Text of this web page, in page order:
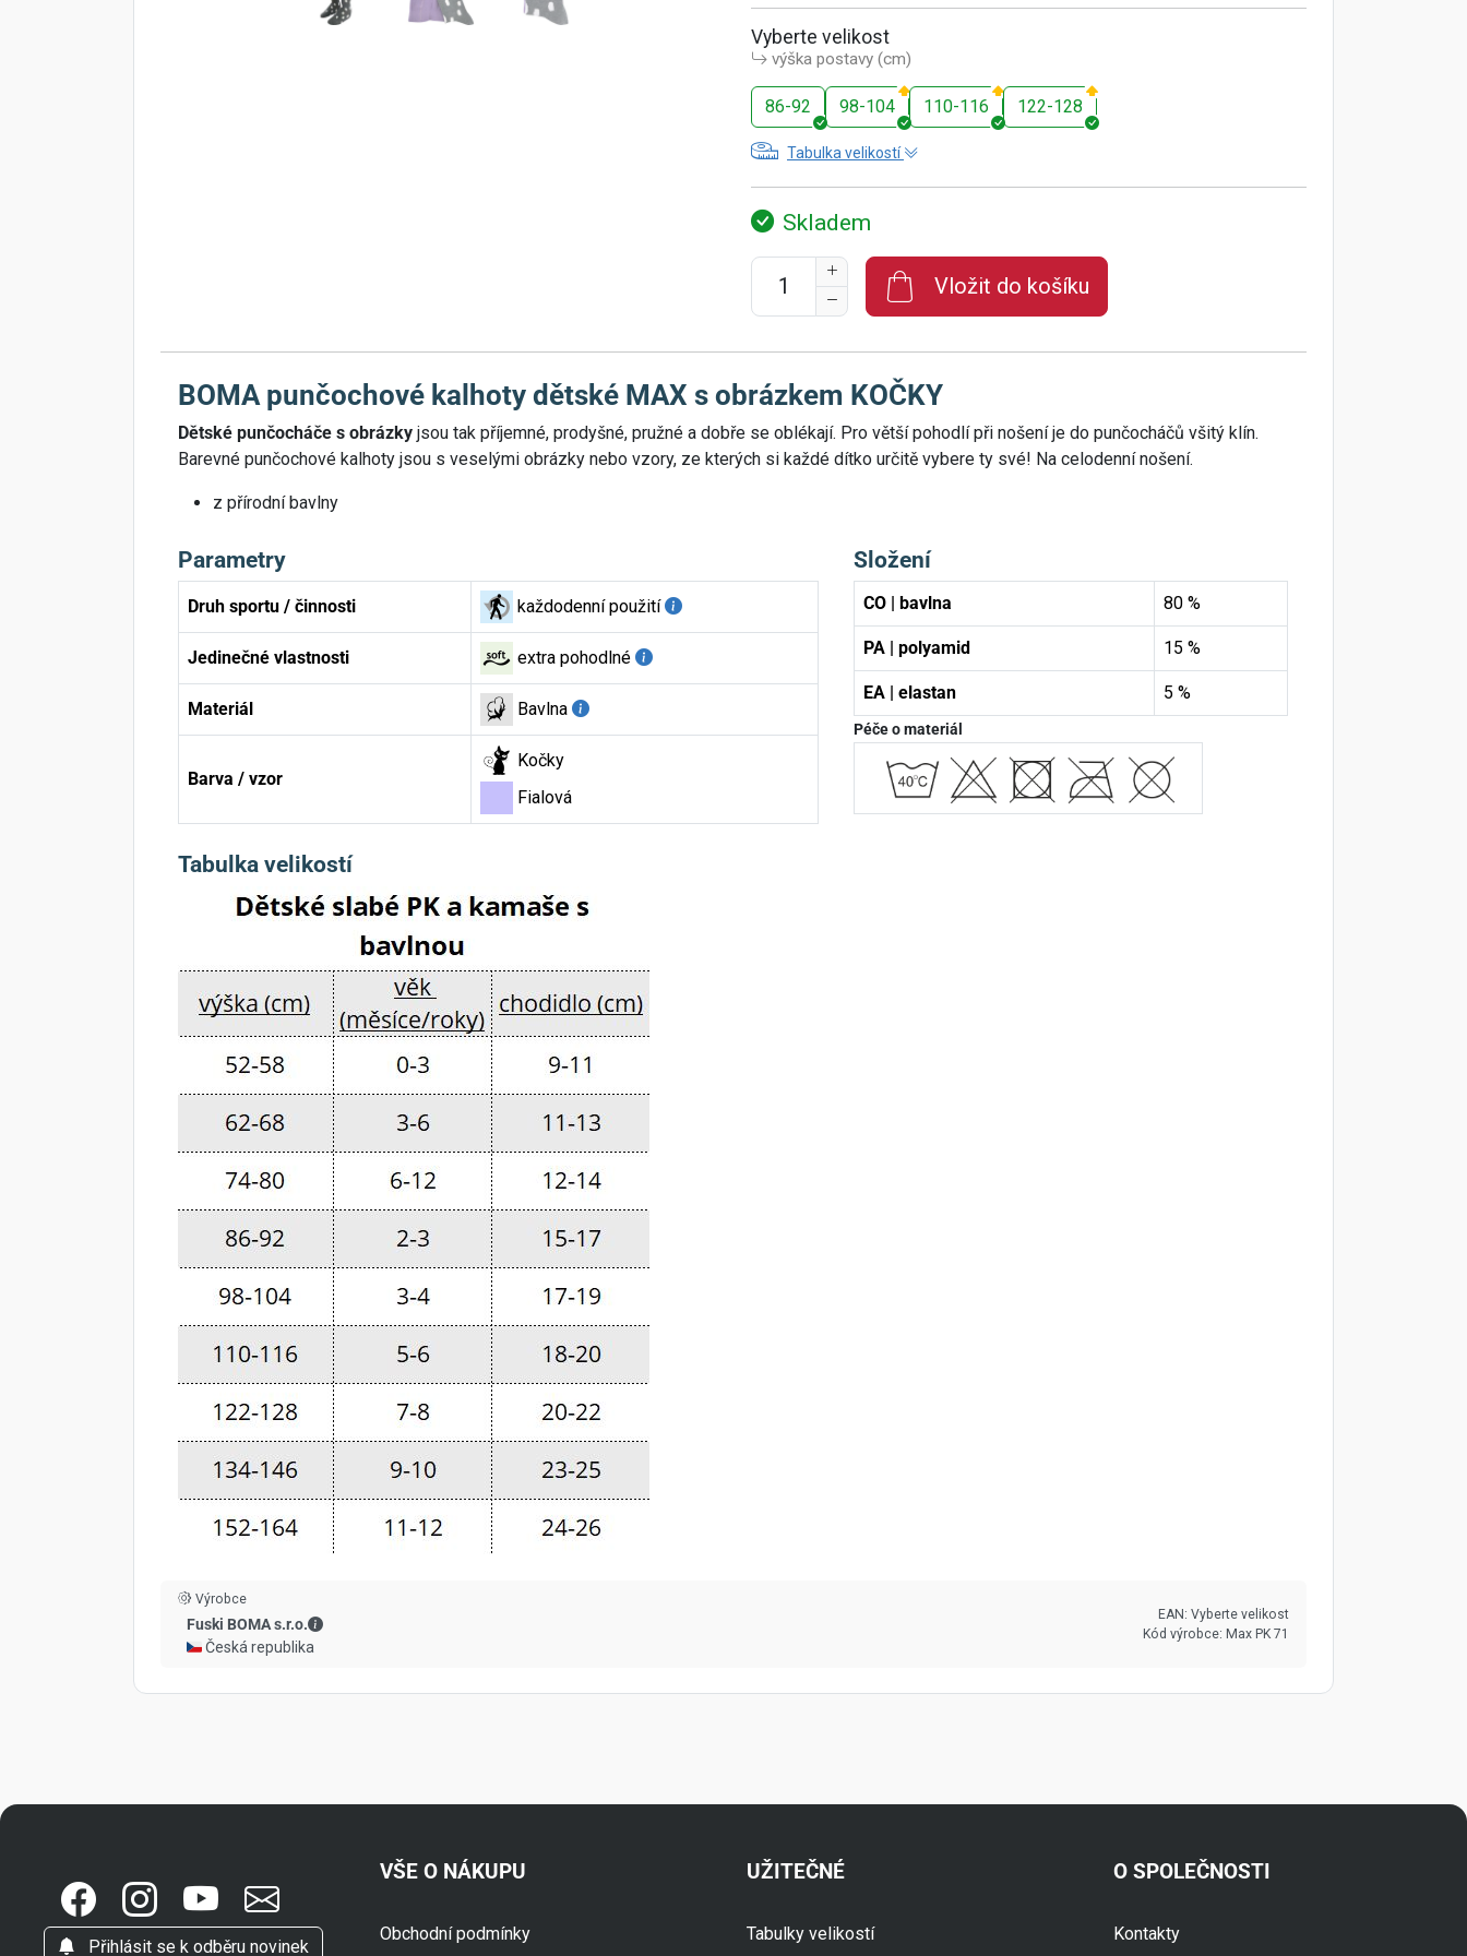
Vyberte velikost
výška postavy (cm)
86-92 98-104 110-116 122-128
Tabulka velikostí
Skladem
Vložit do košíku
BOMA punčochové kalhoty dětské MAX s obrázkem KOČKY
Dětské punčocháče s obrázky jsou tak příjemné, prodyšné, pružné a dobře se oblékají. Pro větší pohodlí při nošení je do punčocháčů všitý klín.
Barevné punčochové kalhoty jsou s veselými obrázky nebo vzory, ze kterých si každé dítko určitě vybere ty své! Na celodenní nošení.
z přírodní bavlny
Parametry
Druh sportu / činnosti každodenní použití
Jedinečné vlastnosti extra pohodlné
Materiál Bavlna
Barva / vzor
Kočky
Fialová
Složení
CO | bavlna 80 %
PA | polyamid 15 %
EA | elastan 5 %
Péče o materiál
Tabulka velikostí
Výrobce
Fuski BOMA s.r.o.
Fuski BOMA s.r.o. - Kontaktní údaje
🇨🇿 Česká republika
EAN: Vyberte velikost
Kód výrobce: Max PK 71
Přihlásit se k odběru novinek
VŠE O NÁKUPU
Obchodní podmínky
UŽITEČNÉ
Tabulky velikostí
O SPOLEČNOSTI
Kontakty